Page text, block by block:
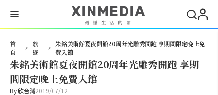
首
頁
>
旅
遊
>
朱銘美術館夏夜開館20周年光雕秀開跑 享期間限定晚上免
費入館
朱銘美術館夏夜開館20周年光雕秀開跑 享期
間限定晚上免費入館
By欣台灣2019/07/12